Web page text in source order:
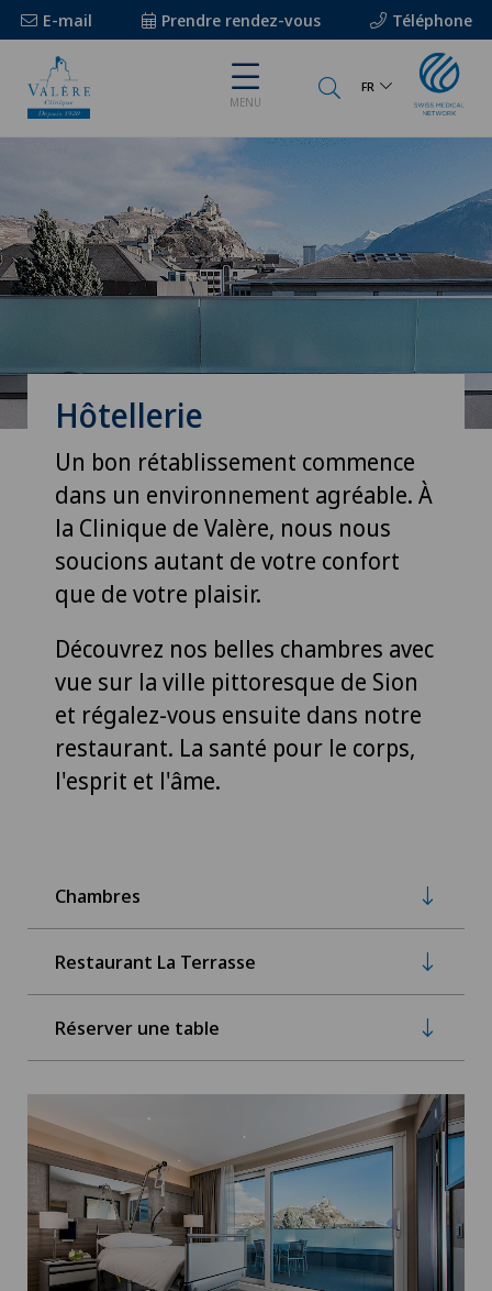
E-mail Prendre rendez-vous Téléphone
MENU
FR
Hôtellerie
Un bon rétablissement commence
dans un environnement agréable. À
la Clinique de Valère, nous nous
soucions autant de votre confort
que de votre plaisir.
Découvrez nos belles chambres avec
vue sur la ville pittoresque de Sion
et régalez-vous ensuite dans notre
restaurant. La santé pour le corps,
l'esprit et l'âme.
Chambres
Restaurant La Terrasse
Réserver une table